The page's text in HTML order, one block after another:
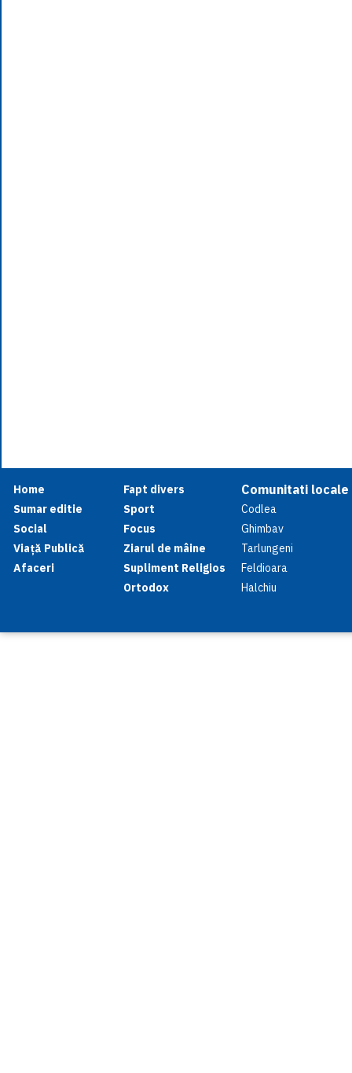
Home
Sumar editie
Social
Viață Publică
Afaceri
Fapt divers
Sport
Focus
Ziarul de mâine
Supliment Religios
Ortodox
Comunitati locale
Codlea
Ghimbav
Tarlungeni
Feldioara
Halchiu